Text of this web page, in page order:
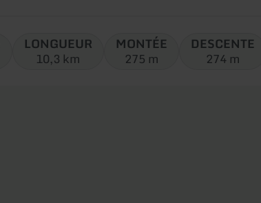
LONGUEUR
10,3 km
MONTÉE
275 m
DESCENTE
274 m